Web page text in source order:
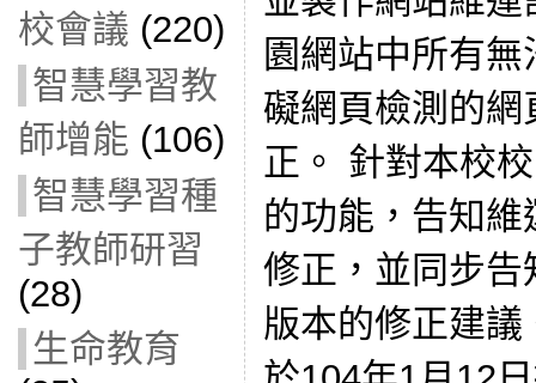
校會議 (220)
智慧學習教
師增能 (106)
智慧學習種
子教師研習
(28)
生命教育
園網站中所有
礙網頁檢測的
正。 針對本校
的功能，告知
修正，並同步
版本的修正建